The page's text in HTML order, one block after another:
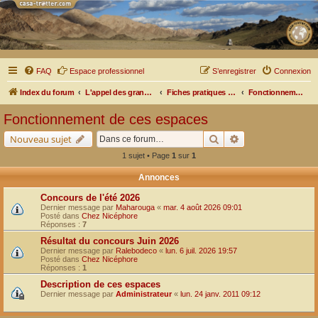
FAQ Espace professionnel Connexion
S’enregistrer
Index du forum L'appel des grands espaces Fiches pratiques par pays, pistes et bivouacs Fonctionnement de ces espaces
Fonctionnement de ces espaces
Nouveau sujet Rechercher
1 sujet • Page 1 sur 1
Annonces
Concours de l'été 2026
Dernier message par Maharouga « mar. 4 août 2026 09:01
Posté dans Chez Nicéphore
Réponses : 7
Résultat du concours Juin 2026
Dernier message par Ralebodeco « lun. 6 juil. 2026 19:57
Posté dans Chez Nicéphore
Réponses : 1
Description de ces espaces
Dernier message par Administrateur « lun. 24 janv. 2011 09:12